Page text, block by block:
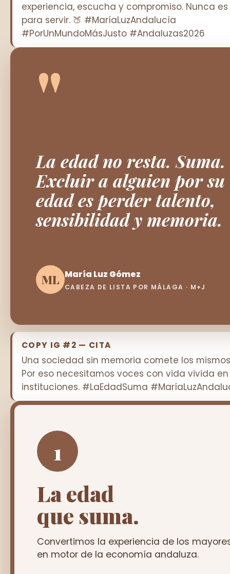
experiencia, escucha y compromiso. Nunca
para servir. 🍑 #MaríaLuzAndalucía
#PorUnMundoMásJusto #Andaluzas2026
"
La edad no resta. Suma.
Excluir a alguien por su
edad es perder talento,
sensibilidad y memoria.
ML María Luz Gómez
CABEZA DE LISTA POR MÁLAGA · M+J
COPY IG #2 — CITA
Una sociedad sin memoria comete los
Por eso necesitamos voces con vida vivida
instituciones. #LaEdadSuma
1
La edad
que suma.
Convertimos la experiencia de los
en motor de la economía andaluza.